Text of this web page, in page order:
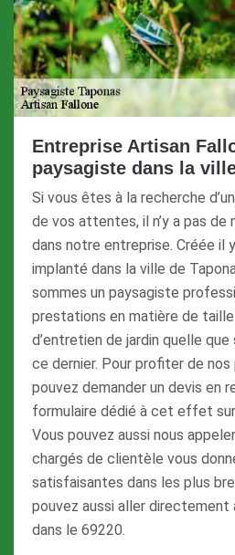
Entreprise Artisan
paysagiste dans la
Si vous êtes à la recherche
de vos attentes, il n’y a pas de
dans notre entreprise. Créée il
implanté dans la ville de
sommes un paysagiste
prestations en matière de
d’entretien de jardin quelle
ce dernier. Pour profiter de
pouvez demander un devis en
formulaire dédié à cet effet
Vous pouvez aussi nous
chargés de clientèle vous
satisfaisantes dans les plus
pouvez aussi aller directement
dans le 69220.